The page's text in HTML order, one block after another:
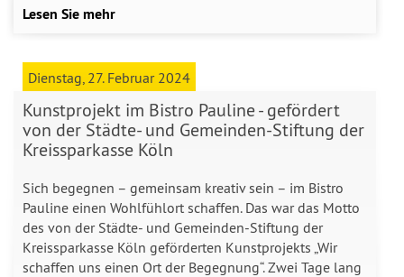
Lesen Sie mehr
Dienstag, 27. Februar 2024
Kunstprojekt im Bistro Pauline - gefördert
von der Städte- und Gemeinden-Stiftung der
Kreissparkasse Köln
Sich begegnen – gemeinsam kreativ sein – im Bistro
Pauline einen Wohlfühlort schaffen. Das war das Motto
des von der Städte- und Gemeinden-Stiftung der
Kreissparkasse Köln geförderten Kunstprojekts „Wir
schaffen uns einen Ort der Begegnung“. Zwei Tage lang